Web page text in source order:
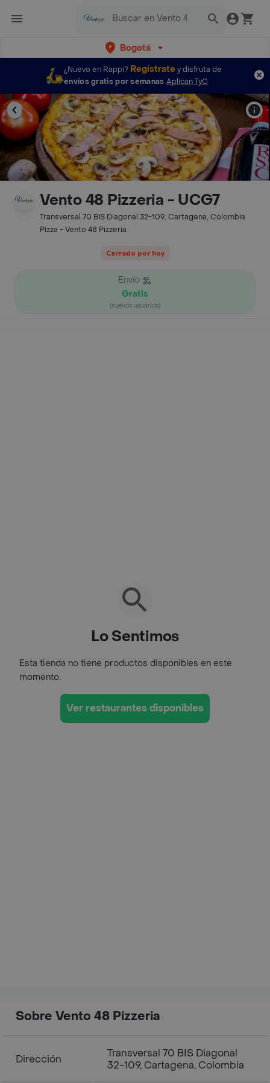
Bogotá
¿Nuevo en Rappi? Regístratey disfruta de
envíos gratis por semanas Aplican TyC
Vento 48 Pizzeria - UCG7
Transversal 70 BIS Diagonal 32-109, Cartagena, Colombia
Pizza - Vento 48 Pizzeria
Cerrado por hoy
Envío
Gratis
(nuevos usuarios)
Lo Sentimos
Esta tienda no tiene productos disponibles en este
momento.
Ver restaurantes disponibles
Sobre Vento 48 Pizzeria
Dirección
Transversal 70 BIS Diagonal
32-109, Cartagena, Colombia